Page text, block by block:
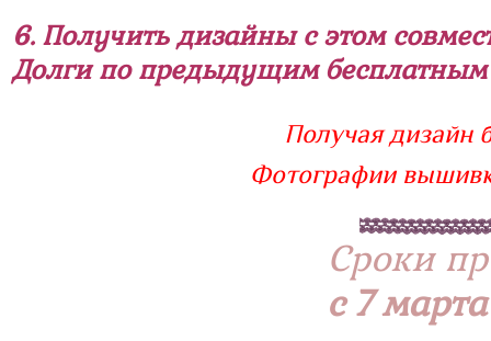
6. Получить дизайны с этом
Долги по предыдущим
Получая дизайн
Фотографии
Сроки
с 7